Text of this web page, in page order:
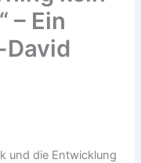
– Ein
und die Entwicklung